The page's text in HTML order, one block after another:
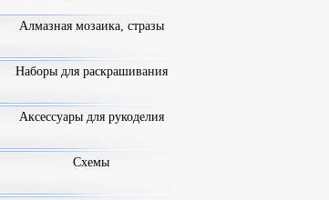
Алмазная мозаика, стразы
Наборы для раскрашивания
Аксессуары для рукоделия
Схемы